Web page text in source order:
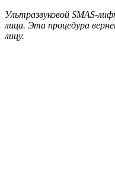
Ультразвуковой SMAS-
лица. Эта процедура
лицу.